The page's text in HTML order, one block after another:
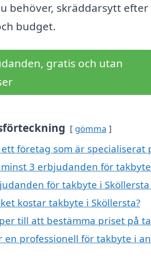
behöver, skräddarsytt efter
budget.
gratis och utan
gömma
företag som är
3 erbjudanden för
för takbyte i
kostar takbyte i Sköllersta?
till att bestämma priset på
en professionell för takbyte i